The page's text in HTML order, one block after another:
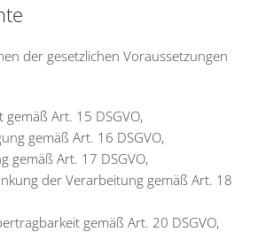
der gesetzlichen Voraussetzungen
gemäß Art. 15 DSGVO,
gemäß Art. 16 DSGVO,
gemäß Art. 17 DSGVO,
der Verarbeitung gemäß Art. 18
gemäß Art. 20 DSGVO,